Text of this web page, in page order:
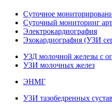
Суточное
Суточный мониторинг
Электрокардиография
Эхокардиография (УЗИ
УЗД молочной железы с
УЗИ молочных желез
ЭНМГ
УЗИ тазобедренных